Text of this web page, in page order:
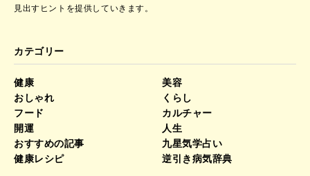
見出すヒントを提供していきます。
カテゴリー
健康
美容
おしゃれ
くらし
フード
カルチャー
開運
人生
おすすめの記事
九星気学占い
健康レシピ
逆引き病気辞典